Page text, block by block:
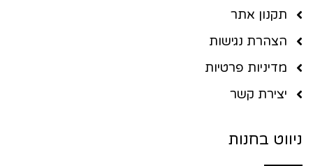
תקנון אתר
הצהרת נגישות
מדיניות פרטיות
יצירת קשר
ניווט בחנות